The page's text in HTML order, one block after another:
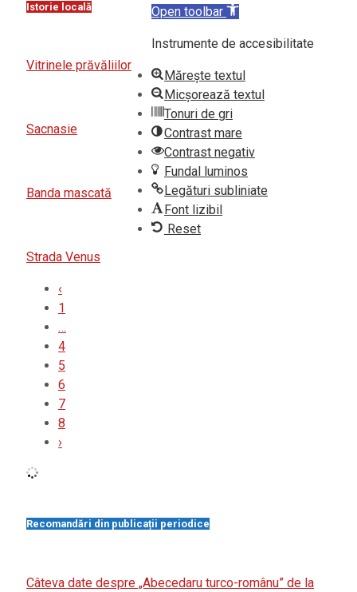
Istorie locală
Vitrinele prăvăliilor
Sacnasie
Banda mascată
Strada Venus
‹
1
…
4
5
6
7
8
›
Recomandări din publicații periodice
Câteva date despre „Abecedaru turco-românu” de la
Open toolbar
Instrumente de accesibilitate
Mărește textul
Micșorează textul
Tonuri de gri
Contrast mare
Contrast negativ
Fundal luminos
Legături subliniate
Font lizibil
Reset